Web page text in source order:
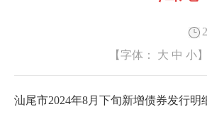
【字体： 大 中 小】
汕尾市2024年8月下旬新增债券发行明